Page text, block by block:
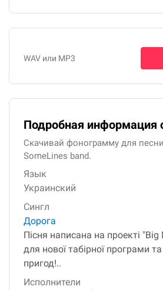
WAV или MP3
Подробная информация
Скачивай фонограмму для
SomeLines band.
Язык
Украинский
Сингл
Дорога
Пісня написана на проекті
для нової табірної програми
пригод!..
Исполнители